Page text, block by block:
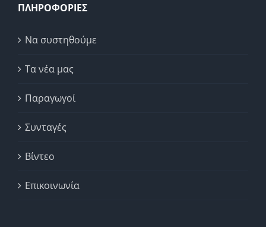
ΠΛΗΡΟΦΟΡΙΕΣ
Να συστηθούμε
Τα νέα μας
Παραγωγοί
Συνταγές
Βίντεο
Επικοινωνία